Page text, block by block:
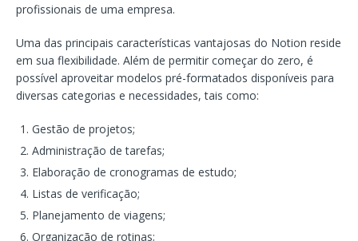
profissionais de uma empresa.
Uma das principais características vantajosas do Notion reside
em sua flexibilidade. Além de permitir começar do zero, é
possível aproveitar modelos pré-formatados disponíveis para
diversas categorias e necessidades, tais como:
Gestão de projetos;
Administração de tarefas;
Elaboração de cronogramas de estudo;
Listas de verificação;
Planejamento de viagens;
Organização de rotinas;